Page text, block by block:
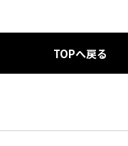
TOPへ戻る